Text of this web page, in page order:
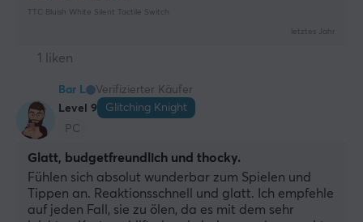
TTC Bluish White Silent Tactile Switch
letztes Jahr
1 liken
Bar L
Verifizierter Käufer
Level 9
Glitching Knight
PC
Glatt, budgetfreundlich und thocky.
Fühlen sich absolut wunderbar zum Spielen und
Tippen an. Reaktionsschnell und glatt. Ich empfehle
auf jeden Fall, sie zu ölen, da es mit dem sehr